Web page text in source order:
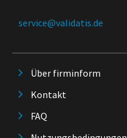
service@validatis.de
Über firminform
Kontakt
FAQ